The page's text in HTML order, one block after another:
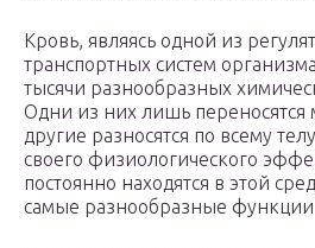
Кровь, являясь одной из
транспортных систем
тысячи разнообразных
Одни из них лишь переносятся
другие разносятся по всему
своего физиологического
постоянно находятся в этой
самые разнообразные функции